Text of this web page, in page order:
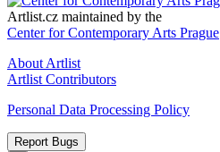
Artlist.cz maintained by the
Center for Contemporary Arts Prague
About Artlist
Artlist Contributors
Personal Data Processing Policy
Report Bugs